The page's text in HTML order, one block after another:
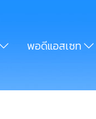
พอดีแอสเซท